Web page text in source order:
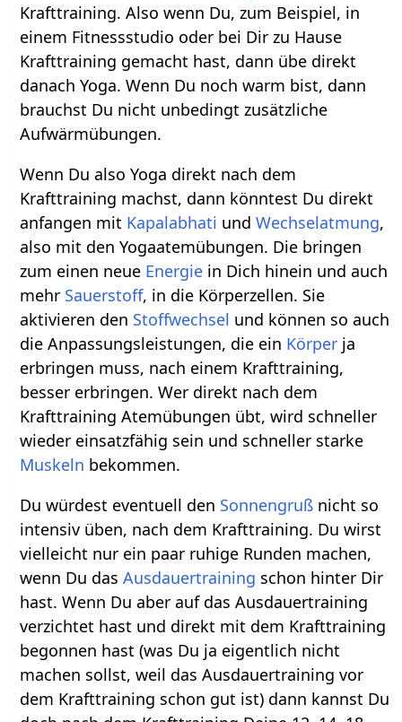
Krafttraining. Also wenn Du, zum Beispiel, in
einem Fitnessstudio oder bei Dir zu Hause
Krafttraining gemacht hast, dann übe direkt
danach Yoga. Wenn Du noch warm bist, dann
brauchst Du nicht unbedingt zusätzliche
Aufwärmübungen.
Wenn Du also Yoga direkt nach dem
Krafttraining machst, dann könntest Du direkt
anfangen mit Kapalabhati undWechselatmung,
also mit den Yogaatemübungen. Die bringen
zum einen neue Energie in Dich hinein und auch
mehr Sauerstoff, in die Körperzellen. Sie
aktivieren den Stoffwechsel und können so auch
die Anpassungsleistungen, die ein Körper ja
erbringen muss, nach einem Krafttraining,
besser erbringen. Wer direkt nach dem
Krafttraining Atemübungen übt, wird schneller
wieder einsatzfähig sein und schneller starke
Muskeln bekommen.
Du würdest eventuell den Sonnengruß nicht so
intensiv üben, nach dem Krafttraining. Du wirst
vielleicht nur ein paar ruhige Runden machen,
wenn Du dasAusdauertraining schon hinter Dir
hast. Wenn Du aber auf das Ausdauertraining
verzichtet hast und direkt mit dem Krafttraining
begonnen hast (was Du ja eigentlich nicht
machen sollst, weil das Ausdauertraining vor
dem Krafttraining schon gut ist) dann kannst Du